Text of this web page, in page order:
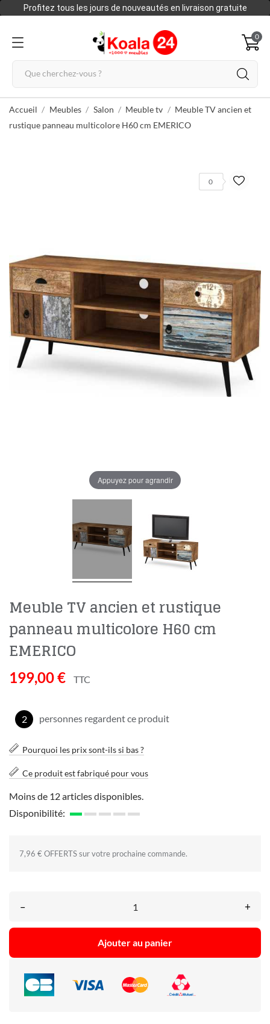
Profitez tous les jours de nouveautés en livraison gratuite
0
Accueil Meubles Salon Meuble tv
Meuble TV ancien et
rustique panneau multicolore H60 cm EMERICO
Appuyez pour agrandir
0
Meuble TV ancien et rustique
panneau multicolore H60 cm
EMERICO
199,00 € TTC
2 personnes regardent ce produit
Pourquoi les prix sont-ils si bas ?
Ce produit est fabriqué pour vous
Moins de 12 articles disponibles.
Disponibilité:
7,96 € OFFERTS sur votre prochaine commande.
– +
Ajouter au panier